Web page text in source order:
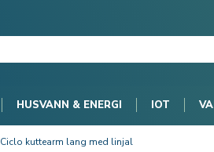
HUSVANN & ENERGI IOT
Ciclo kuttearm lang med linjal